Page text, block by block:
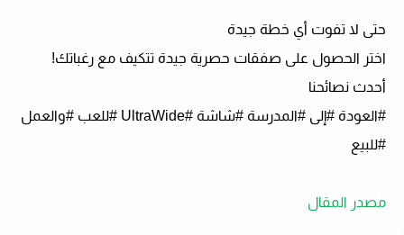
حتى لا تفوت أي خطة جيدة
اختر الحصول على صفقات حصرية جيدة تتكيف مع رغباتك!
أحدث نصائحنا
#العودة #إلى #المدرسة #شاشة #UltraWide #للعب #والعمل
#للبيع
مصدر المقال